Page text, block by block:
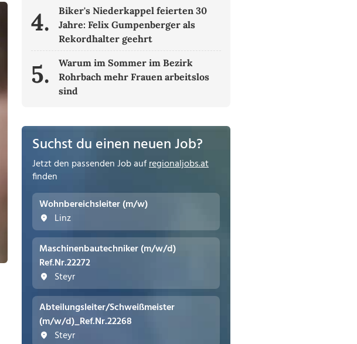
4.
Biker's Niederkappel feierten 30
Jahre: Felix Gumpenberger als
Rekordhalter geehrt
5.
Warum im Sommer im Bezirk
Rohrbach mehr Frauen arbeitslos
sind
Suchst du einen neuen Job?
Jetzt den passenden Job aufregionaljobs.at
finden
Wohnbereichsleiter (m/w)
Linz
Maschinenbautechniker (m/w/d)
Ref.Nr.22272
Steyr
Abteilungsleiter/Schweißmeister
(m/w/d)_Ref.Nr.22268
Steyr